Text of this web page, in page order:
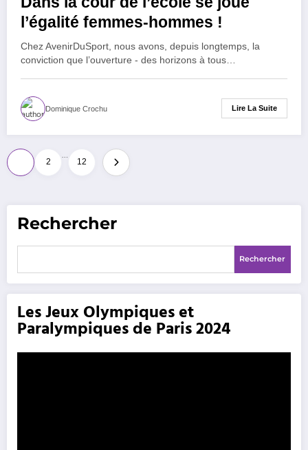
l’égalité femmes-hommes !
Chez AvenirDuSport, nous avons, depuis longtemps, la
conviction que l’ouverture - des horizons à tous…
Dominique Crochu Lire La Suite
Pagination
des
publications
2
…
12
Rechercher
Rechercher
Les Jeux Olympiques et
Paralympiques de Paris 2024